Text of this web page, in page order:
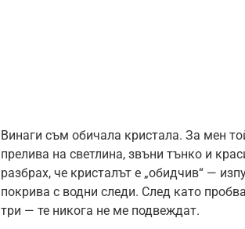
Винаги съм обичала кристала. За мен
прелива на светлина, звъни тънко и
разбрах, че кристалът е „обидчив“ —
покрива с водни следи. След като
три — те никога не ме подвеждат.